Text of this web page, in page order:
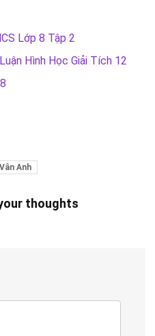
Lớp 8 Tập 2
Hình Học Giải Tích 12
Anh
thoughts